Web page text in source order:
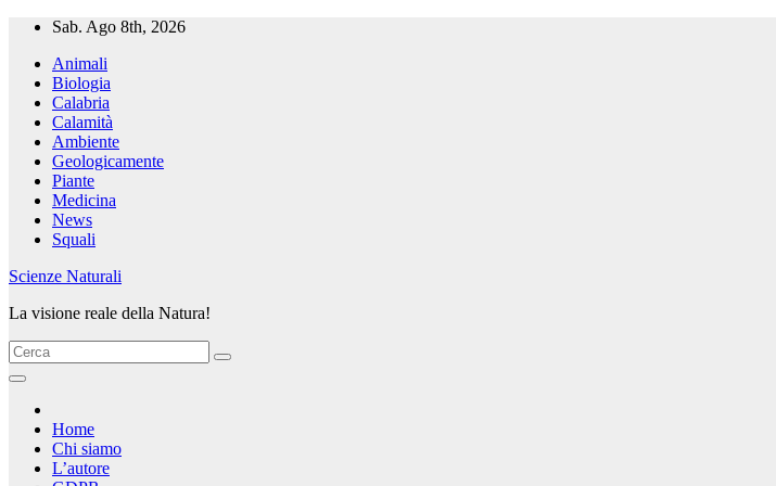
Salta
contenuto
Sab. Ago 8th, 2026
Animali
Biologia
Calabria
Calamità
Ambiente
Geologicamente
Piante
Medicina
News
Squali
Scienze Naturali
La visione reale della Natura!
Home
Chi siamo
L’autore